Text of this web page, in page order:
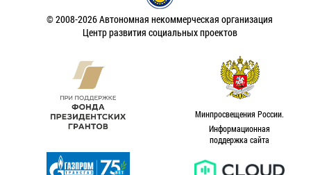
© 2008-2026 Автономная некоммерческая организация
Центр развития социальных проектов
Минпросвещения России.
Информационная
поддержка сайта